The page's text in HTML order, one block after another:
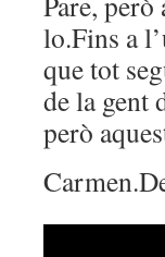
lo.Fins a
que tot
de la gent
però